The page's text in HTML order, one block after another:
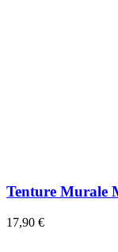
Tenture Murale
17,90 €